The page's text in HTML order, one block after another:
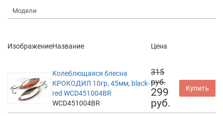
Модели
ИзображениеНазвание Цена
Колеблющаяся блесна
КРОКОДИЛ 10гр, 45мм, black-
red WCD451004BR
WCD451004BR
315
руб.
299
руб.
Купить